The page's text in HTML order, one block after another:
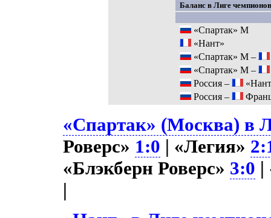
Баланс в Лиге
«Спартак» М
«Нант»
«Спартак» М –
«Спартак» М –
Россия –
Россия –
«Спартак» (Москва) в
Роверс» 1:0 | «Легия»
«Блэкберн Роверс» 3:0 |
|